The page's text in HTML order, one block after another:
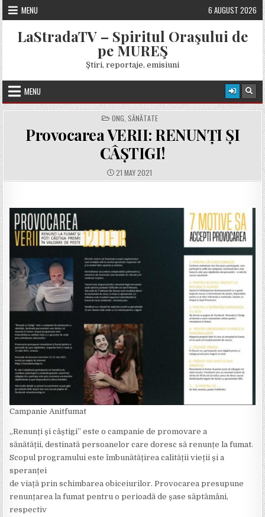
Skip
to
content
MENU 6 AUGUST 2026
LaStradaTV – Spiritul Oraşului de
pe MUREŞ
Ştiri, reportaje, emisiuni
MENU
POSTED
IN
ONG SĂNĂTATE
Provocarea VERII: RENUNȚI ȘI
CÂȘTIGI!
PUBLISHED
DATE:
21 MAY 2021
Campanie Anitfumat
„Renunți și câștigi” este o campanie de promovare a
sănătății, destinată persoanelor care doresc să renunțe la fumat.
Scopul programului este îmbunătățirea calității vieții și a
speranței
de viață prin schimbarea obiceiurilor. Provocarea presupune
renunțarea la fumat pentru o perioadă de șase săptămâni,
respectiv